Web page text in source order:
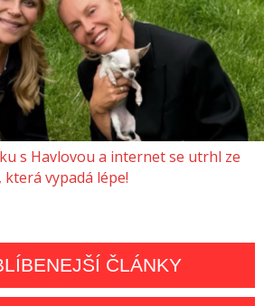
s Havlovou a internet se utrhl ze
vypadá lépe!
ČLÁNKY